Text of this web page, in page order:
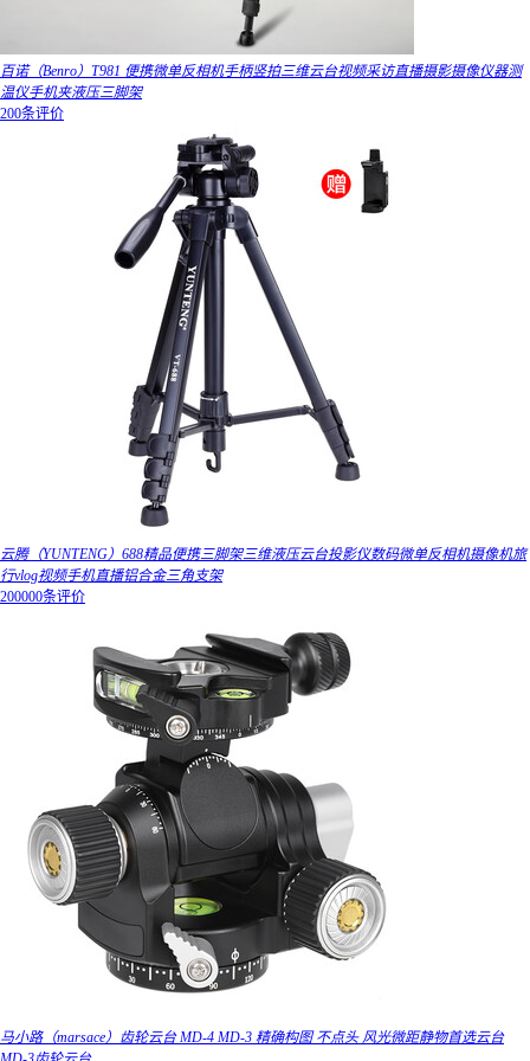
百诺（Benro）T981 便携微单反相机手柄竖拍三维云台视频采访直播摄影摄像仪器测
温仪手机夹液压三脚架
200条评价
云腾（YUNTENG）688精品便携三脚架三维液压云台投影仪数码微单反相机摄像机旅
行vlog视频手机直播铝合金三角支架
200000条评价
马小路（marsace）齿轮云台 MD-4 MD-3 精确构图 不点头 风光微距静物首选云台